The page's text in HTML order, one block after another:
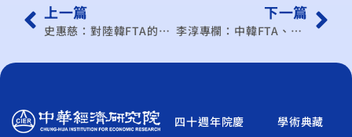
上一篇
史惠慈：對陸韓FTA的憂慮成為事實…貨貿協議 快上場救援吧
下一篇
李淳專欄：中韓FTA、貨貿協議和可悲的中小企業
四十週年院慶
學術典藏